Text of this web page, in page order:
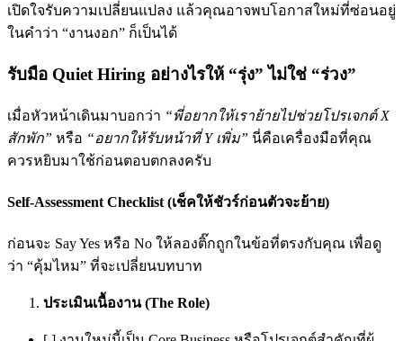
เปิดใจรับความเปลี่ยนแปลง แล้วคุณอาจพบโอกาสใหม่ที่ซ่อนอยู่
ในคำว่า “งานงอก” ก็เป็นได้
รับมือ Quiet Hiring อย่างไรให้ “รุ่ง” ไม่ใช่ “ร่วง”
เมื่อหัวหน้าเดินมาบอกว่า “พี่อยากให้เราย้ายไปช่วยโปรเจกต์ X
สักพัก” หรือ “อยากให้รับหน้าที่ Y เพิ่ม” นี่คือเครื่องมือที่คุณ
ควรหยิบมาใช้ก่อนตอบตกลงครับ
Self-Assessment Checklist (เช็คให้ชัวร์ก่อนตัวจะย้าย)
ก่อนจะ Say Yes หรือ No ให้ลองติ๊กถูกในข้อที่ตรงกับคุณ เพื่อดู
ว่า “คุ้มไหม” ที่จะเปลี่ยนบทบาท
ประเมินเนื้องาน (The Role)